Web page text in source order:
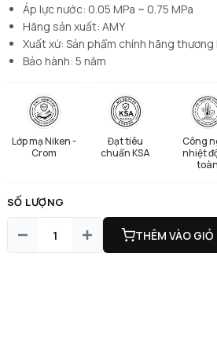
Áp lực nước: 0.05 MPa ~ 0.75 MPa
Hãng sản xuất: AMY
Xuất xứ: Sản phẩm chính hãng thương
Bảo hành: 5 năm
Lớp mạ Niken -
Crom
Đạt tiêu
chuẩn KSA
Công
nhiệt
toàn
SỐ LƯỢNG
THÊM VÀO GIỎ